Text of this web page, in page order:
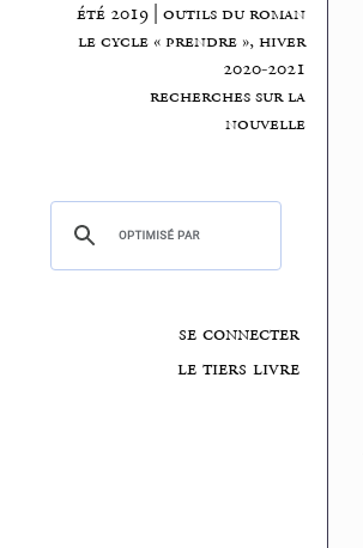
été 2019 | outils du roman
le cycle « prendre », hiver
2020-2021
recherches sur la
nouvelle
se connecter
le tiers livre